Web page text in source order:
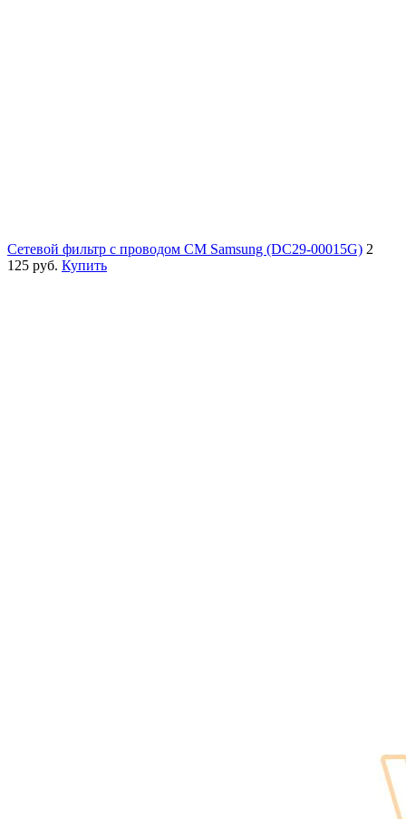
Сетевой фильтр с проводом СМ Samsung (DC29-00015G) 2
125 руб. Купить